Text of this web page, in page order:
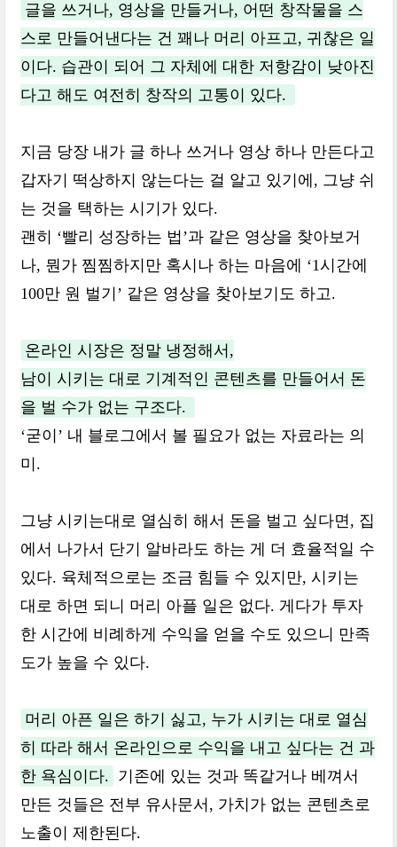
글을 쓰거나, 영상을 만들거나, 어떤 창작물을 스
스로 만들어낸다는 건 꽤나 머리 아프고, 귀찮은 일
이다. 습관이 되어 그 자체에 대한 저항감이 낮아진
다고 해도 여전히 창작의 고통이 있다.
지금 당장 내가 글 하나 쓰거나 영상 하나 만든다고
갑자기 떡상하지 않는다는 걸 알고 있기에, 그냥 쉬
는 것을 택하는 시기가 있다.
괜히 ‘빨리 성장하는 법’과 같은 영상을 찾아보거
나, 뭔가 찜찜하지만 혹시나 하는 마음에 ‘1시간에
100만 원 벌기’ 같은 영상을 찾아보기도 하고.
온라인 시장은 정말 냉정해서,
남이 시키는 대로 기계적인 콘텐츠를 만들어서 돈
을 벌 수가 없는 구조다.
‘굳이’ 내 블로그에서 볼 필요가 없는 자료라는 의
미.
그냥 시키는대로 열심히 해서 돈을 벌고 싶다면, 집
에서 나가서 단기 알바라도 하는 게 더 효율적일 수
있다. 육체적으로는 조금 힘들 수 있지만, 시키는
대로 하면 되니 머리 아플 일은 없다. 게다가 투자
한 시간에 비례하게 수익을 얻을 수도 있으니 만족
도가 높을 수 있다.
머리 아픈 일은 하기 싫고, 누가 시키는 대로 열심
히 따라 해서 온라인으로 수익을 내고 싶다는 건 과
한 욕심이다. 기존에 있는 것과 똑같거나 베껴서
만든 것들은 전부 유사문서, 가치가 없는 콘텐츠로
노출이 제한된다.